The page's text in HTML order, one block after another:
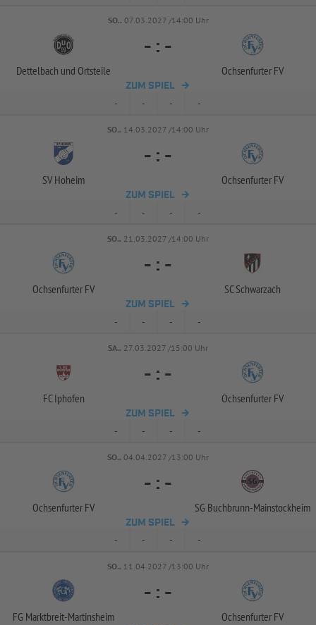
SO.. 07.03.2027 /14:00 Uhr
Dettelbach und Ortsteile
- : -
Ochsenfurter FV
ZUM SPIEL
- - - -
SO.. 14.03.2027 /14:00 Uhr
SV Hoheim
- : -
Ochsenfurter FV
ZUM SPIEL
- - - -
SO.. 21.03.2027 /14:00 Uhr
Ochsenfurter FV
- : -
SC Schwarzach
ZUM SPIEL
- - - -
SA.. 27.03.2027 /15:00 Uhr
FC Iphofen
- : -
Ochsenfurter FV
ZUM SPIEL
- - - -
SO.. 04.04.2027 /13:00 Uhr
Ochsenfurter FV
- : -
SG Buchbrunn-Mainstockheim
ZUM SPIEL
- - - -
SO.. 11.04.2027 /13:00 Uhr
FG Marktbreit-Martinsheim
- : -
Ochsenfurter FV